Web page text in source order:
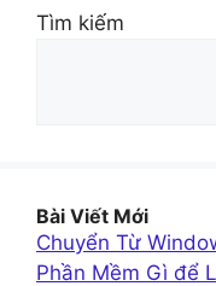
Tìm kiếm
Bài Viết Mới
Chuyển Từ
Phần Mềm Gì để